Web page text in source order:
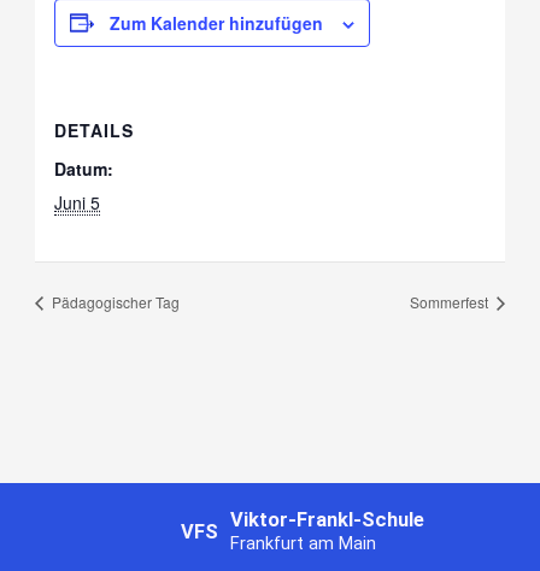
Zum Kalender hinzufügen
DETAILS
Datum:
Juni 5
Pädagogischer Tag Sommerfest
VFS Viktor-Frankl-Schule
Frankfurt am Main